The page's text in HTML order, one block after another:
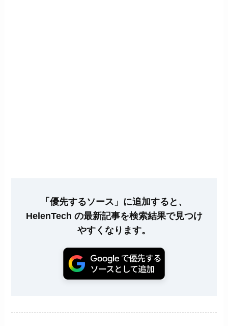
「優先するソース」に追加すると、
HelenTech の最新記事を検索結果で見つけ
やすくなります。